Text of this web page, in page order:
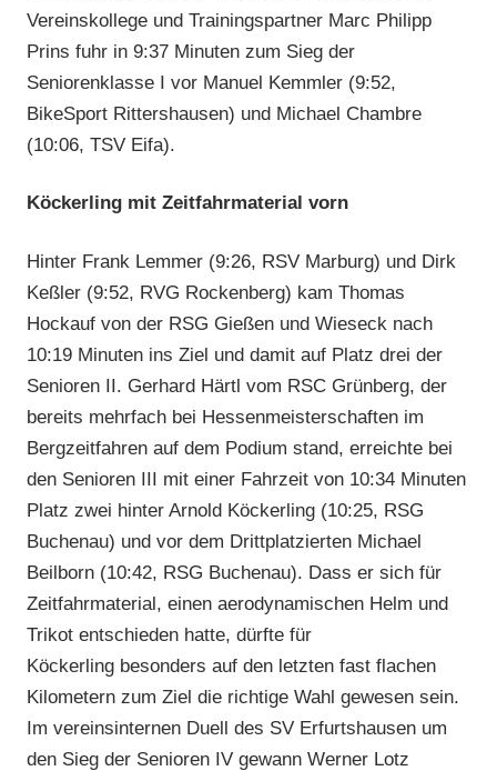
Vereinskollege und Trainingspartner Marc Philipp
Prins fuhr in 9:37 Minuten zum Sieg der
Seniorenklasse I vor Manuel Kemmler (9:52,
BikeSport Rittershausen) und Michael Chambre
(10:06, TSV Eifa).
Köckerling mit Zeitfahrmaterial vorn
Hinter Frank Lemmer (9:26, RSV Marburg) und Dirk
Keßler (9:52, RVG Rockenberg) kam Thomas
Hockauf von der RSG Gießen und Wieseck nach
10:19 Minuten ins Ziel und damit auf Platz drei der
Senioren II. Gerhard Härtl vom RSC Grünberg, der
bereits mehrfach bei Hessenmeisterschaften im
Bergzeitfahren auf dem Podium stand, erreichte bei
den Senioren III mit einer Fahrzeit von 10:34 Minuten
Platz zwei hinter Arnold Köckerling (10:25, RSG
Buchenau) und vor dem Drittplatzierten Michael
Beilborn (10:42, RSG Buchenau). Dass er sich für
Zeitfahrmaterial, einen aerodynamischen Helm und
Trikot entschieden hatte, dürfte für
Köckerling besonders auf den letzten fast flachen
Kilometern zum Ziel die richtige Wahl gewesen sein.
Im vereinsinternen Duell des SV Erfurtshausen um
den Sieg der Senioren IV gewann Werner Lotz